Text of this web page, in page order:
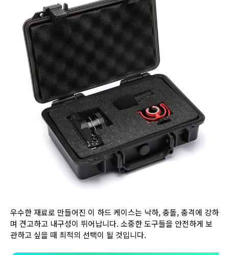
우수한 재료로 만들어진 이 하드 케이스는 낙하, 충돌, 충격에 강하
며 견고하고 내구성이 뛰어납니다. 소중한 도구들을 안전하게 보
관하고 싶을 때 최적의 선택이 될 것입니다.